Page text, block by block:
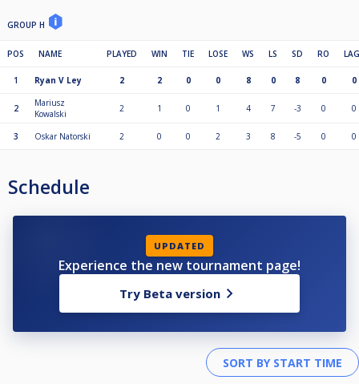
GROUP H
POS NAME PLAYED WIN TIE LOSE WS LS SD RO
1 Ryan V Ley 2 2 0 0 8 0 8 0 0
2
Mariusz
Kowalski
2 1 0 1 4 7 -3 0 0
3 Oskar Natorski 2 0 0 2 3 8 -5 0 0
Schedule
UPDATED
Experience the new tournament page!
Try Beta version